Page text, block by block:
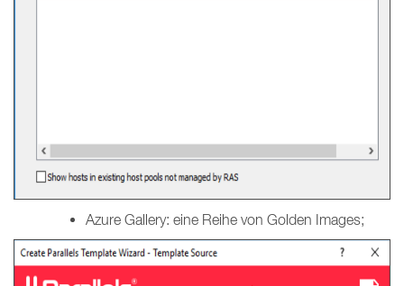
Azure Gallery: eine Reihe von Golden Images;